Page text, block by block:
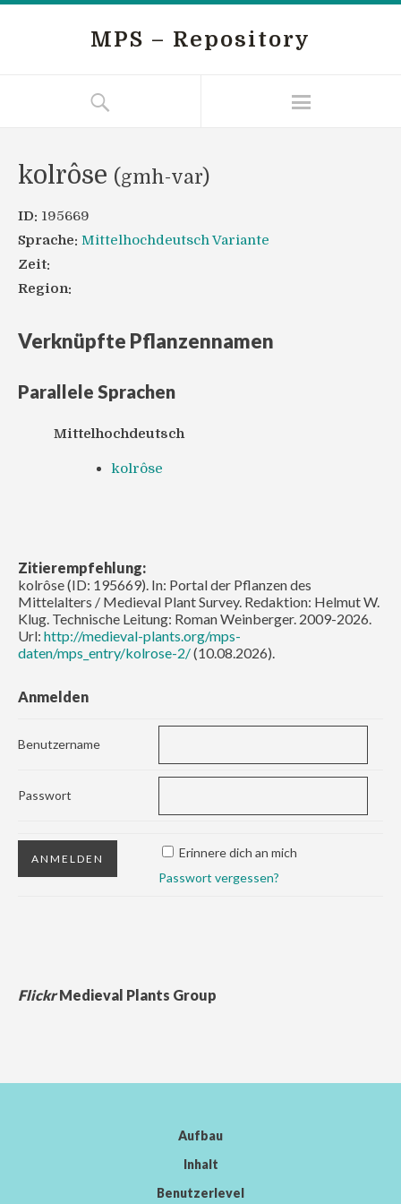
MPS – Repository
kolrôse (gmh-var)
ID: 195669
Sprache: Mittelhochdeutsch Variante
Zeit:
Region:
Verknüpfte Pflanzennamen
Parallele Sprachen
Mittelhochdeutsch
kolrôse
Zitierempfehlung:
kolrôse (ID: 195669). In: Portal der Pflanzen des
Mittelalters / Medieval Plant Survey. Redaktion: Helmut W.
Klug. Technische Leitung: Roman Weinberger. 2009-2026.
Url: http://medieval-plants.org/mps-
daten/mps_entry/kolrose-2/(10.08.2026).
Anmelden
Benutzername
Passwort
Erinnere dich an mich
Passwort vergessen?
FlickrMedieval Plants Group
Aufbau
Inhalt
Benutzerlevel